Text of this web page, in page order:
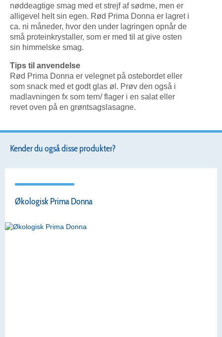
nøddeagtige smag med et strejf af sødme, men er
alligevel helt sin egen. Rød Prima Donna er lagret i
ca. ni måneder, hvor den under lagringen opnår de
små proteinkrystaller, som er med til at give osten
sin himmelske smag.
Tips til anvendelse
Rød Prima Donna er velegnet på ostebordet eller
som snack med et godt glas øl. Prøv den også i
madlavningen fx som tern/ flager i en salat eller
revet oven på en grøntsagslasagne.
Kender du også disse produkter?
Økologisk Prima Donna